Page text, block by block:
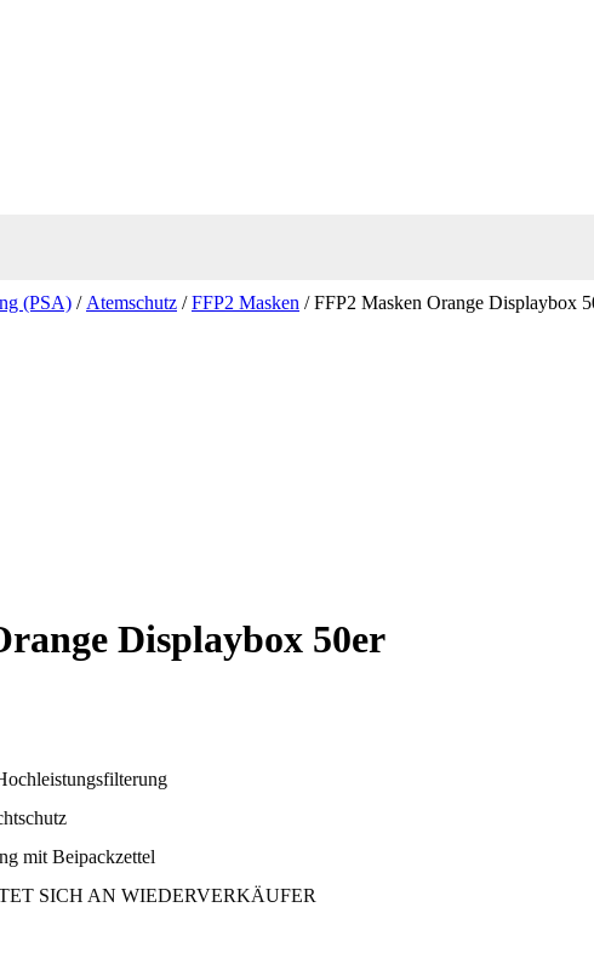
(PSA) / Atemschutz /FFP2 Masken / FFP2 Masken Orange Displaybox
Displaybox 50er
mit Beipackzettel
SICH AN WIEDERVERKÄUFER